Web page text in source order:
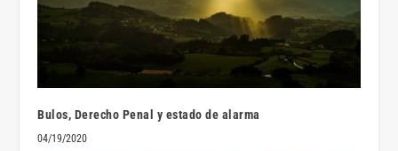
Bulos, Derecho Penal y estado de alarma
04/19/2020